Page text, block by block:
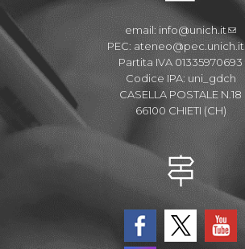
email: info@unich.it
PEC: ateneo@pec.unich.it
Partita IVA 01335970693
Codice IPA: uni_gdch
CASELLA POSTALE N.18
66100 CHIETI (CH)